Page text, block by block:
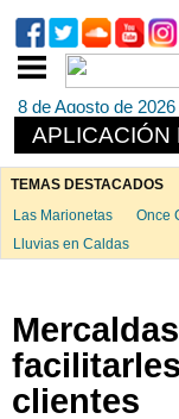
8 de Agosto de 2026
APLICACIÓN
TEMAS DESTACADOS
Las Marionetas
Once
Lluvias en Caldas
clientes